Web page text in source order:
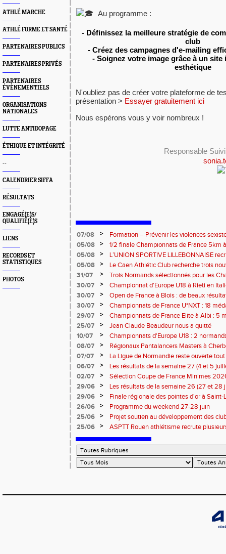
ATHLÉ MARCHE
ATHLÉ FORME ET SANTÉ
PARTENAIRES PUBLICS
PARTENAIRES PRIVÉS
PARTENAIRES
ÉVÈNEMENTIELS
ORGANISATIONS
NATIONALES
LUTTE ANTIDOPAGE
ÉTHIQUE ET INTÉGRITÉ
--
CALENDRIER SIFFA
RÉSULTATS
ENGAGÉ(E)S/
QUALIFIÉ(E)S
LIENS
RECORDS ET
STATISTIQUES
PHOTOS
Au programme :
- Définissez la meilleure stratégie de
club
- Créez des campagnes d'e-mailing
- Soignez votre image grâce à un site
esthétique
N'oubliez pas de créer votre plateforme de
présentation > Essayer gratuitement ici
Nous espérons vous y voir nombreux !
Responsable
07/08 >
Formation – Prévenir les violences
: le 26 septembre 2026
05/08 >
1/2 finale Championnats de France 5km
13 septembre 2026 : les informations
05/08 >
L’UNION SPORTIVE LILLEBONNAISE
rentrée 2026
05/08 >
Le Caen Athlétic Club recherche trois
civique à compter de septembre 2026
31/07 >
Trois Normands sélectionnés pour les
Eugene !
30/07 >
Championnat d'Europe U18 à Rieti en
normands
30/07 >
Open de France à Blois : de beaux
30/07
>
Championnats de France U*NXT : 18
29/07
>
Championnats de France Elite à Albi : 5
titres !
25/07 >
Jean Claude Beaudeur nous a quitté
10/07
>
Championnats d'Europe U18 : 2
08/07
>
Régionaux Pantalancers Masters à
07/07
>
La Ligue de Normandie reste ouverte tout
06/07
>
Les résultats de la semaine 27 (4 et 5
02/07
>
Sélection Coupe de France Minimes
29/06
>
Les résultats de la semaine 26 (27 et 28
29/06
>
Finale régionale des pointes d'or à
informations
26/06 >
Programme du weekend 27-28 juin
25/06
>
Projet soutien au développement des
25/06
> ASPTT Rouen athlétisme recrute